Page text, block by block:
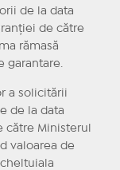
de la data
de către
rămasă
garantare.
a solicitării
de la data
Ministerul
valoarea de